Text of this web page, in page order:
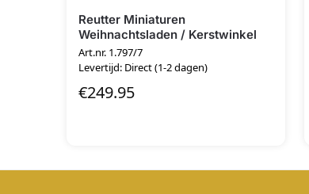
Reutter Miniaturen
Weihnachtsladen / Kerstwinkel
Art.nr. 1.797/7
Levertijd: Direct (1-2 dagen)
€249.95